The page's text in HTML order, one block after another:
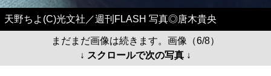
天野ちよ(C)光文社／週刊FLASH 写真◎唐木貴央
まだまだ画像は続きます。画像（6/8）
↓ スクロールで次の写真 ↓